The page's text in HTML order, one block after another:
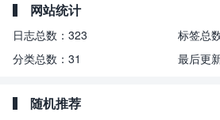
网站统计
日志总数： 323 标签总
分类总数： 31 最后更
随机推荐